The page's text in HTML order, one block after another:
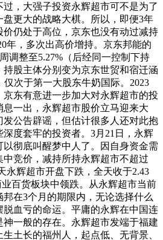
，大强子投资永辉超市可不是为了
更大的战略大棋。所以，即便3年
价仍处于高位，京东也没有动过减持
年，多次出高价增持。京东邦能的
调整至5.27%（后经同一控制下持
持股主体分别变为京东世贸和宿迁涵
仅次于第一大股东牛奶国际。2023
东有意进一步加大对永辉超市的投
一出，永辉超市股价立马迎来大
公告辟谣，但估计很多人还对此抱
度套牢的投资者。3月21日，永辉
彻底叫醒梦中人了。因自身资金需
竞价，减持所持永辉超市不超过
永辉超市开盘下跌，全天收于2.43
百货板块中领跌。从永辉超市当前
在3个月的期限内，无论选择什么
血亏的命运。平庸的永辉在中国连
一般的存在。永辉超市发端于福建
土长的福州人，起点低、无背景、